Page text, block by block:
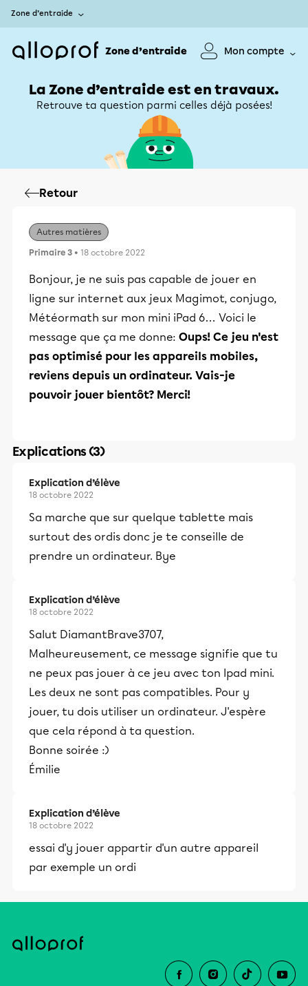
Zone d’entraide
Zone d’entraide Mon compte
La Zone d’entraide est en travaux.
Retrouve ta question parmi celles déjà posées!
Retour
Autres matières
Primaire 3 • 18 octobre 2022
Bonjour, je ne suis pas capable de jouer en
ligne sur internet aux jeux Magimot, conjugo,
Météormath sur mon mini iPad 6… Voici le
message que ça me donne: Oups! Ce jeu n'est
pas optimisé pour les appareils mobiles,
reviens depuis un ordinateur. Vais-je
pouvoir jouer bientôt? Merci!
Explications (3)
Explication d’élève
18 octobre 2022
Sa marche que sur quelque tablette mais
surtout des ordis donc je te conseille de
prendre un ordinateur. Bye
Explication d’élève
18 octobre 2022
Salut DiamantBrave3707,
Malheureusement, ce message signifie que tu
ne peux pas jouer à ce jeu avec ton Ipad mini.
Les deux ne sont pas compatibles. Pour y
jouer, tu dois utiliser un ordinateur. J'espère
que cela répond à ta question.
Bonne soirée :)
Émilie
Explication d’élève
18 octobre 2022
essai d'y jouer appartir d'un autre appareil
par exemple un ordi